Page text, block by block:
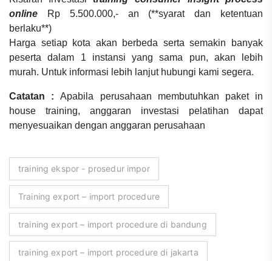
online
Rp 5.500.000,- an (**syarat dan ketentuan
berlaku**)
Harga setiap kota akan berbeda serta semakin banyak
peserta dalam 1 instansi yang sama pun, akan lebih
murah. Untuk informasi lebih lanjut hubungi kami segera.
Catatan : Apabila perusahaan membutuhkan paket in
house training, anggaran investasi pelatihan dapat
menyesuaikan dengan anggaran perusahaan
training ekspor - prosedur impor
Training export – import procedure
training export – import procedure di bandung
training export – import procedure di jakarta